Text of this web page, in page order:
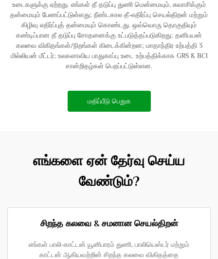
உடைகளுக்கு ஏற்றது. எங்கள் தீ தடுப்பு துணி மென்மையும், சுவாசிக்கும்
தன்மையும் பேணப்பட்டுள்ளது; நீண்டகால தீ-எதிர்ப்பு செயல்திறன் மற்றும்
கிழிவு எதிர்ப்புத் தன்மையும் கொண்டது. ஒவ்வொரு தொகுதியும்
கண்டிப்பான தீ தடுப்பு சோதனைக்கு உட்படுத்தப்படுகிறது; தனிபயன்
கலவை விகிதங்கள்/நிறங்கள் கிடைக்கின்றன; மாதாந்திர உற்பத்தி 3
மில்லியன் மீட்டர்; உலகளாவிய பாதுகாப்பு உடை உற்பத்திக்காக GRS & BCI
சான்றிதழ்கள் பெறப்பட்டுள்ளன.
மதிப்பீடு பெறுக
எங்களை ஏன் தேர்வு செய்ய
வேண்டும்?
சிறந்த கலவை & சமனான செயல்திறன்
எங்கள் பாலி-காட்டன் யூனிபாரம் துணி, பாலியெஸ்டர் மற்றும்
காட்டன் ஆகியவற்றின் சிறந்த கலவை விகிதத்தை